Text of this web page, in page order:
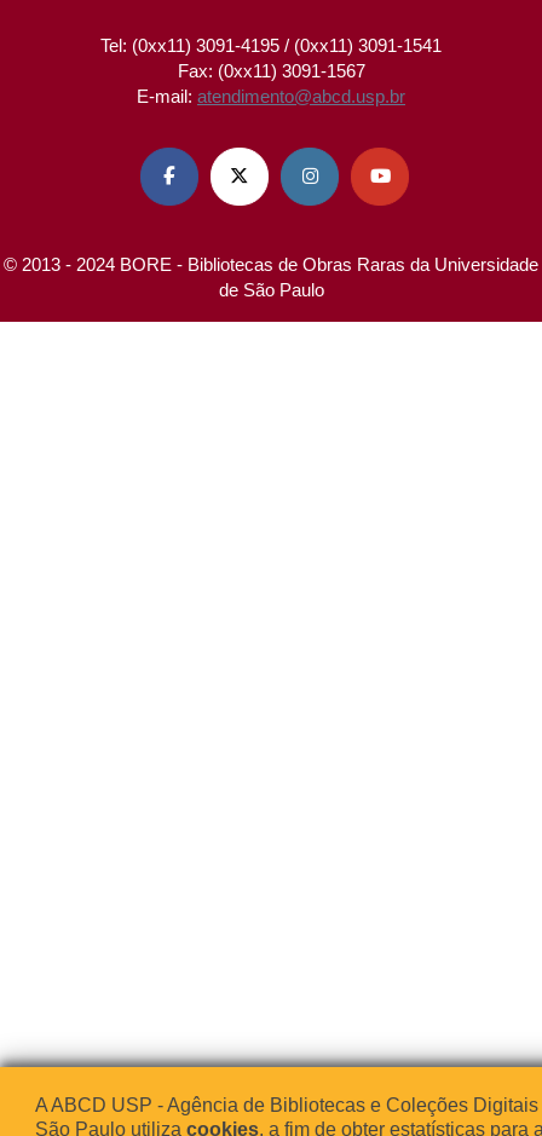
Tel: (0xx11) 3091-4195 / (0xx11) 3091-1541
Fax: (0xx11) 3091-1567
E-mail: atendimento@abcd.usp.br
   
© 2013 - 2024 BORE - Bibliotecas de Obras Raras da Universidade
de São Paulo
A ABCD USP - Agência de Bibliotecas e Coleções
São Paulo utiliza cookies, a fim de obter estatísticas para